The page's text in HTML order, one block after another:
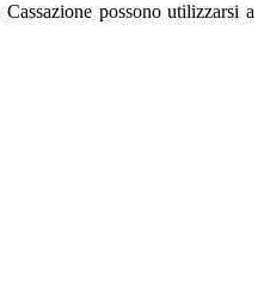
possono utilizzarsi a